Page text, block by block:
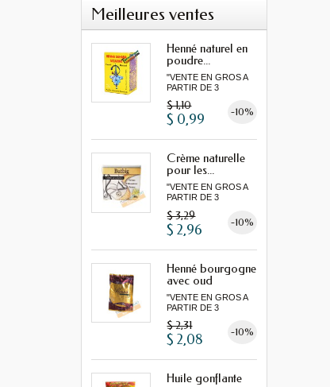
Meilleures ventes
Henné naturel en
poudre...
"VENTE EN GROS A
PARTIR DE 3
$ 1,10 -10%
$ 0,99
Crème naturelle
pour les...
"VENTE EN GROS A
PARTIR DE 3
$ 3,29 -10%
$ 2,96
Henné bourgogne
avec oud
"VENTE EN GROS A
PARTIR DE 3
$ 2,31 -10%
$ 2,08
Huile gonflante